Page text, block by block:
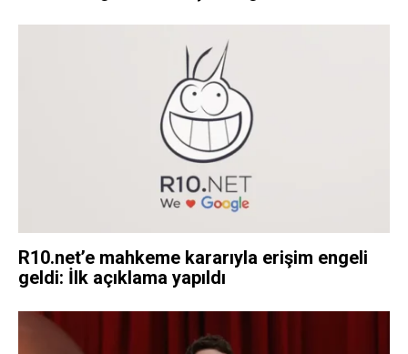
R10.net’e mahkeme kararıyla erişim engeli
geldi: İlk açıklama yapıldı